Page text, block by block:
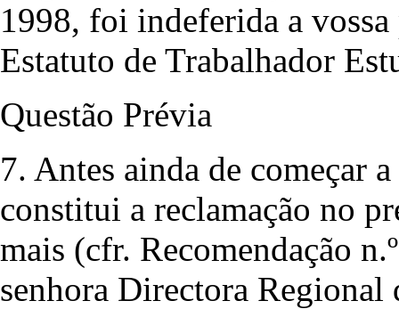
1998, foi indeferida a
Estatuto de Trabalhador
Questão Prévia
7. Antes ainda de começar
constitui a reclamação no
mais (cfr. Recomendação
senhora Directora Regional